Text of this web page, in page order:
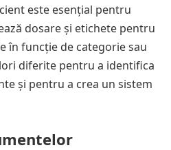
este esențial pentru
dosare și etichete pentru
în funcție de categorie sau
diferite pentru a identifica
și pentru a crea un sistem